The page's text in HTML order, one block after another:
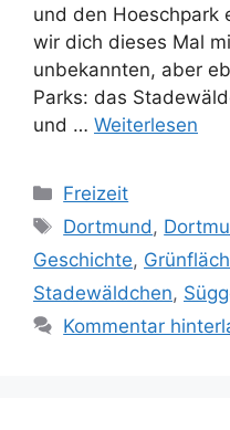
und den Hoeschpark
wir dich dieses Mal
unbekannten, aber
Parks: das
und … Weiterlesen
Kategorien
Freizeit
Schlagwörter
Dortmund,
Geschichte,
Stadewäldchen,
Kommentar